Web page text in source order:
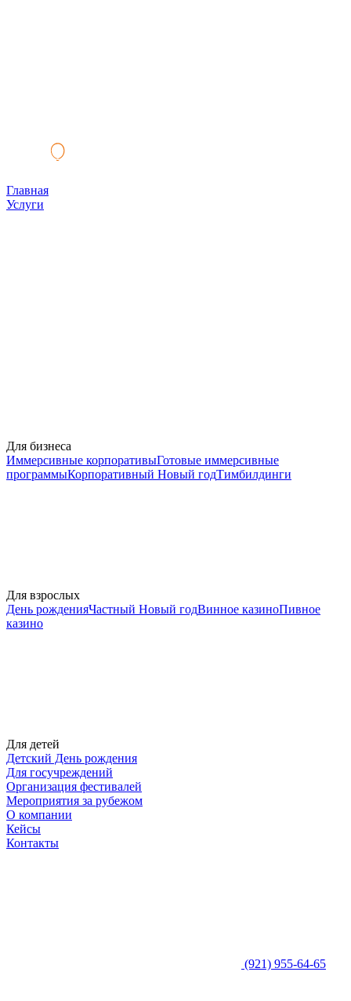
Главная
Услуги
Для бизнеса
Иммерсивные корпоративыГотовые иммерсивные
программыКорпоративный Новый годТимбилдинги
Для взрослых
День рожденияЧастный Новый годВинное казиноПивное
казино
Для детей
Детский День рождения
Для госучреждений
Организация фестивалей
Мероприятия за рубежом
О компании
Кейсы
Контакты
(921) 955-64-65